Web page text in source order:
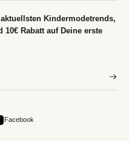
Kindermodetrends,
Rabatt auf Deine erste
Facebook